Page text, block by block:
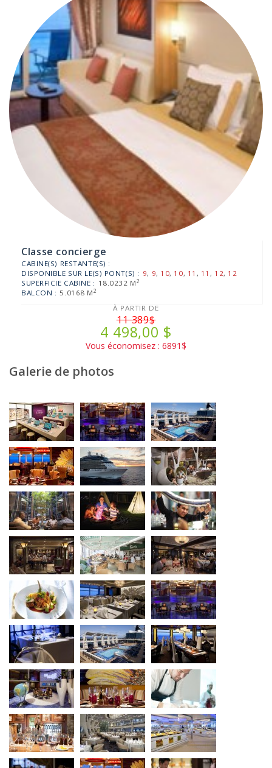
Classe concierge
CABINE(S) RESTANTE(S) :
DISPONIBLE SUR LE(S) PONT(S) : 9, 9, 10, 10, 11 , 11, 12, 12
SUPERFICIE CABINE : 18.0232 M2
BALCON : 5.0168 M2
À PARTIR DE
11 389$
4 498,00 $
Vous économisez : 6891$
Galerie de photos